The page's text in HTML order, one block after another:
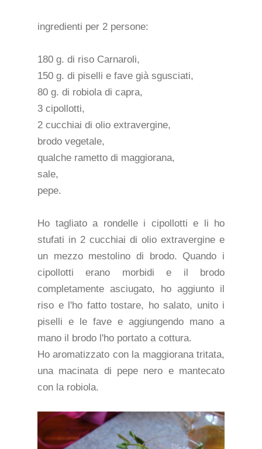
ingredienti per 2 persone:
180 g. di riso Carnaroli,
150 g. di piselli e fave già sgusciati,
80 g. di robiola di capra,
3 cipollotti,
2 cucchiai di olio extravergine,
brodo vegetale,
qualche rametto di maggiorana,
sale,
pepe.
Ho tagliato a rondelle i cipollotti e li ho
stufati in 2 cucchiai di olio extravergine e
un mezzo mestolino di brodo. Quando i
cipollotti erano morbidi e il brodo
completamente asciugato, ho aggiunto il
riso e l'ho fatto tostare, ho salato, unito i
piselli e le fave e aggiungendo mano a
mano il brodo l'ho portato a cottura.
Ho aromatizzato con la maggiorana tritata,
una macinata di pepe nero e mantecato
con la robiola.